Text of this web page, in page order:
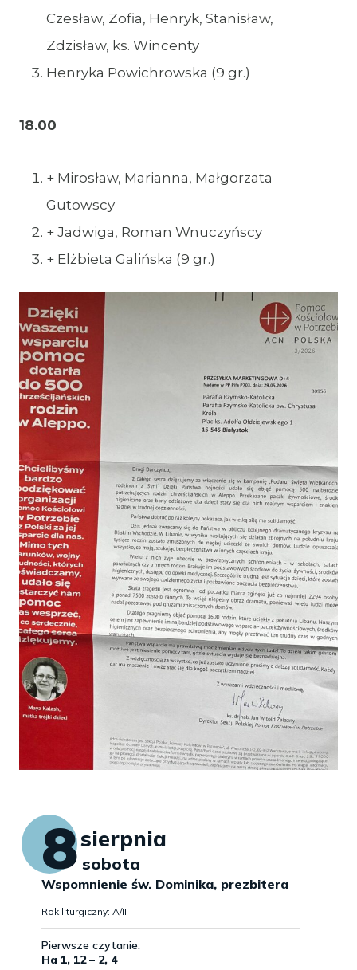
Czesław, Zofia, Henryk, Stanisław,
Zdzisław, ks. Wincenty
Henryka Powichrowska (9 gr.)
18.00
+ Mirosław, Marianna, Małgorzata
Gutowscy
+ Jadwiga, Roman Wnuczyńscy
+ Elżbieta Galińska (9 gr.)